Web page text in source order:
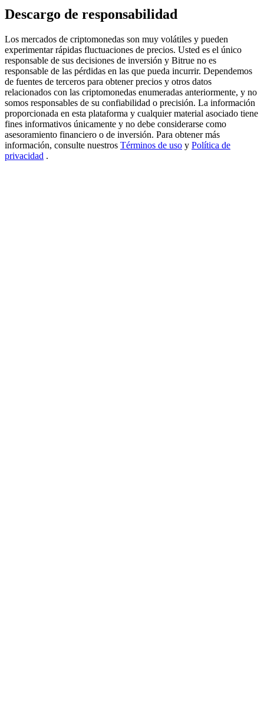
Register & Trade to Win 500,000 USDT
Precious Metals Trading Carnival
Trade Gold & Silver · 33,333 USDT Bonus
USDT New User Exclusive 10% APR
USDT Flexible Staking | Daily Rewards
Descargo de responsabilidad
Los mercados de criptomonedas son muy volátiles y pueden
experimentar rápidas fluctuaciones de precios. Usted es el único
responsable de sus decisiones de inversión y Bitrue no es
responsable de las pérdidas en las que pueda incurrir. Dependemos
de fuentes de terceros para obtener precios y otros datos
relacionados con las criptomonedas enumeradas anteriormente, y no
somos responsables de su confiabilidad o precisión. La información
proporcionada en esta plataforma y cualquier material asociado tiene
fines informativos únicamente y no debe considerarse como
asesoramiento financiero o de inversión. Para obtener más
información, consulte nuestros Términos de uso y Política de
privacidad .